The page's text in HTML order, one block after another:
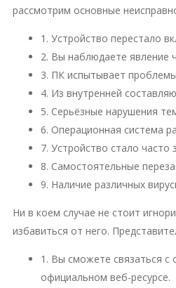
рассмотрим основные
1. Устройство перестало
2. Вы наблюдаете явление
3. ПК испытывает проблемы
4. Из внутренней
5. Серьёзные нарушения
6. Операционная система
7. Устройство стало часто
8. Самостоятельные
9. Наличие различных
Ни в коем случае не стоит
избавиться от него.
1. Вы сможете связаться
официальном веб-ресурсе.